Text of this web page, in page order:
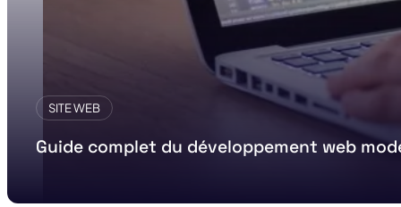
SITE WEB
Guide complet du développement web